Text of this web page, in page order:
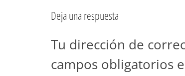
Deja una respuesta
Tu dirección de
campos obligatorios